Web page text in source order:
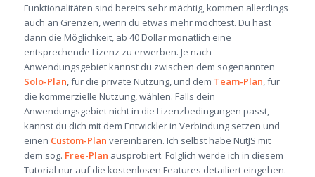
Funktionalitäten sind bereits sehr mächtig, kommen allerdings
auch an Grenzen, wenn du etwas mehr möchtest. Du hast
dann die Möglichkeit, ab 40 Dollar monatlich eine
entsprechende Lizenz zu erwerben. Je nach
Anwendungsgebiet kannst du zwischen dem sogenannten
Solo-Plan, für die private Nutzung, und dem Team-Plan, für
die kommerzielle Nutzung, wählen. Falls dein
Anwendungsgebiet nicht in die Lizenzbedingungen passt,
kannst du dich mit dem Entwickler in Verbindung setzen und
einen Custom-Plan vereinbaren. Ich selbst habe NutJS mit
dem sog. Free-Plan ausprobiert. Folglich werde ich in diesem
Tutorial nur auf die kostenlosen Features detailiert eingehen.